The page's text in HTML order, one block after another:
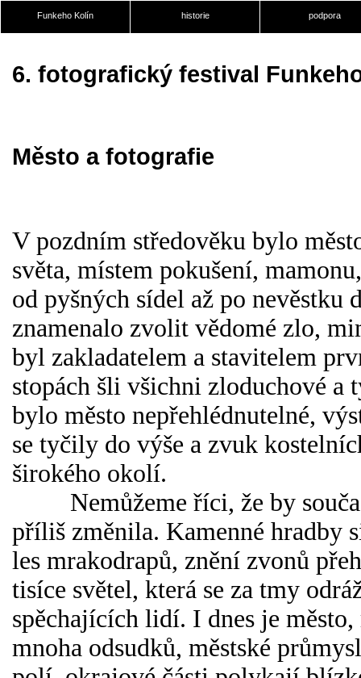
Funkeho Kolín historie podpora
6. fotografický festival
Město a fotografie
V pozdním středověku bylo
světa, místem pokušení,
od pyšných sídel až po nevěstku
znamenalo zvolit vědomé zlo,
byl zakladatelem a stavitelem
stopách šli všichni zloduchové a
bylo město nepřehlédnutelné,
se tyčily do výše a zvuk
širokého okolí.
Nemůžeme říci, že by
příliš změnila. Kamenné hradby
les mrakodrapů, znění zvonů
tisíce světel, která se za tmy
spěchajících lidí. I dnes je
mnoha odsudků, městské